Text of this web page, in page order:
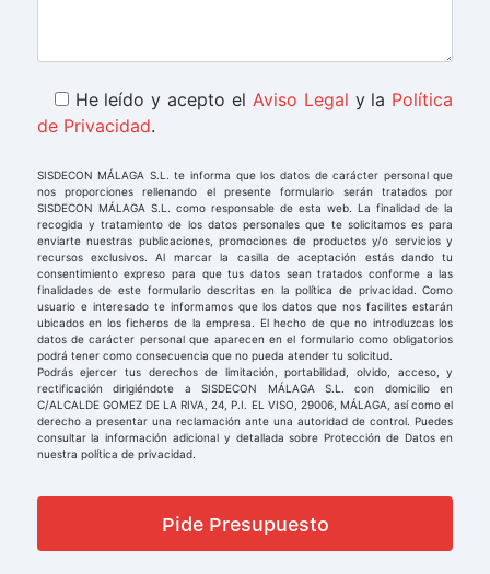
He leído y acepto el Aviso Legal y la Política
de Privacidad.
SISDECON MÁLAGA S.L. te informa que los datos de carácter personal que
nos proporciones rellenando el presente formulario serán tratados por
SISDECON MÁLAGA S.L. como responsable de esta web. La finalidad de la
recogida y tratamiento de los datos personales que te solicitamos es para
enviarte nuestras publicaciones, promociones de productos y/o servicios y
recursos exclusivos. Al marcar la casilla de aceptación estás dando tu
consentimiento expreso para que tus datos sean tratados conforme a las
finalidades de este formulario descritas en la política de privacidad. Como
usuario e interesado te informamos que los datos que nos facilites estarán
ubicados en los ficheros de la empresa. El hecho de que no introduzcas los
datos de carácter personal que aparecen en el formulario como obligatorios
podrá tener como consecuencia que no pueda atender tu solicitud.
Podrás ejercer tus derechos de limitación, portabilidad, olvido, acceso, y
rectificación dirigiéndote a SISDECON MÁLAGA S.L. con domicilio en
C/ALCALDE GOMEZ DE LA RIVA, 24, P.I. EL VISO, 29006, MÁLAGA, así como el
derecho a presentar una reclamación ante una autoridad de control. Puedes
consultar la información adicional y detallada sobre Protección de Datos en
nuestra política de privacidad.